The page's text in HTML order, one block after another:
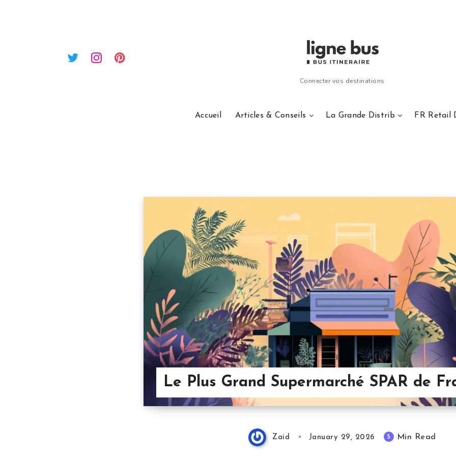
Connecter vos destinations
Accueil Articles & Conseils La Grande Distrib FR Retail
Le Plus Grand Supermarché SPAR de
Zaid January 29, 2026 5 Min Read